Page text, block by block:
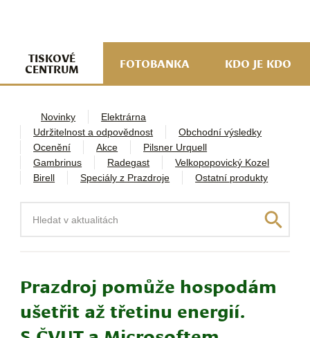
TISKOVÉ
CENTRUM FOTOBANKA KDO JE KDO
Novinky
Elektrárna
Udržitelnost a odpovědnost
Obchodní výsledky
Ocenění
Akce
Pilsner Urquell
Gambrinus
Radegast
Velkopopovický Kozel
Birell
Speciály z Prazdroje Ostatní produkty
Prazdroj pomůže hospodám
ušetřit až třetinu energií.